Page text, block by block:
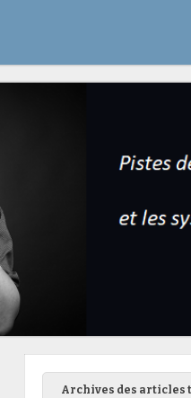
Archives des articles